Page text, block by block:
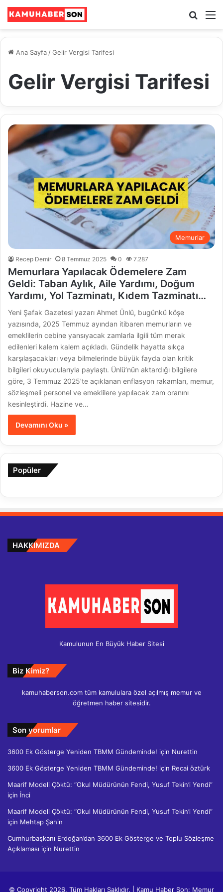
Ara
Ana Sayfa /Gelir Vergisi Tarifesi
Gelir Vergisi Tarifesi
Memurlar
Recep Demir 8 Temmuz 2025 0 7.287
Memurlara Yapılacak Ödemelere Zam
Geldi: Taban Aylık, Aile Yardımı, Doğum
Yardımı, Yol Tazminatı, Kıdem Tazminatı…
Yeni Şafak Gazetesi yazarı Ahmet Ünlü, bugünkü köşe
yazısında, 2025 Temmuz ayından itibaren memurların ve
emeklilerin cebine yansıyacak zamlarla ilgili tüm merak
edilenleri kalem kalem açıkladı. Gündelik hayatta sıkça
karşılaşacakları veya bilmelerinde büyük fayda olan kritik
bilgileri okuyucularıyla paylaştı. Ünlü’nün aktardığı bilgilere
göre, 3 Temmuz 2025’te açıklanan enflasyon rakamları, memur,
sözleşmeli personel ve emeklilere yapılacak zam oranını
kesinleştirdi. Hazine ve…
Devamını Oku »
Popüler
HAKKIMIZDA
Kamulunun En Büyük Haber Sitesi
Biz Kimiz?
kamuhaberson.com tüm kamululara özel açılmış memur ve
öğretmen haber sitesidir.
Son yorumlar
3600 Ek Gösterge Yeniden TBMM Gündeminde! için Nurettin
3600 Ek Gösterge Yeniden TBMM Gündeminde! için Recai öztürk
Maarif Modeli Çöktü: “Okul Müdürünün Fendi, Yusuf Tekin’i Yendi”
için İnci
Maarif Modeli Çöktü: “Okul Müdürünün Fendi, Yusuf Tekin’i Yendi”
için Mehtap Şahin
Cumhurbaşkanı Erdoğan’dan 3600 Ek Gösterge ve Toplu Sözleşme
Açıklaması için Nurettin
© Copyright 2026, Tüm Hakları Saklıdır. | Kamu Haber Son: Memur